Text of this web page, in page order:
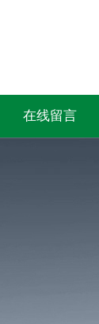
在线留言